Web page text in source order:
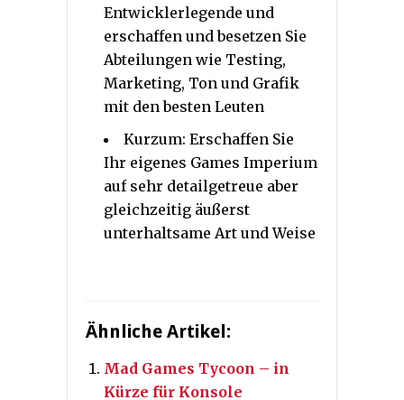
Entwicklerlegende und
erschaffen und besetzen Sie
Abteilungen wie Testing,
Marketing, Ton und Grafik
mit den besten Leuten
Kurzum: Erschaffen Sie
Ihr eigenes Games Imperium
auf sehr detailgetreue aber
gleichzeitig äußerst
unterhaltsame Art und Weise
Ähnliche Artikel:
Mad Games Tycoon – in
Kürze für Konsole